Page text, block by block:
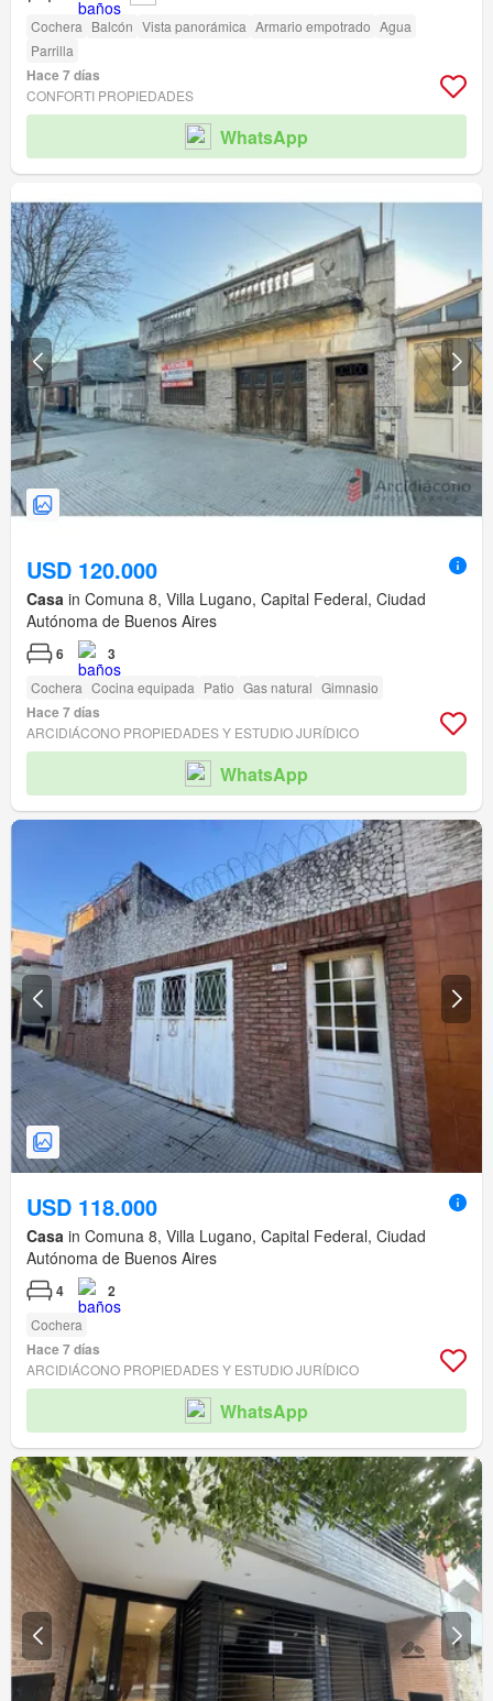
Cochera Balcón Vista panorámica Armario empotrado Agua
Parrilla
Hace 7 días
CONFORTI PROPIEDADES
WhatsApp
USD 120.000
Casa in Comuna 8, Villa Lugano, Capital Federal, Ciudad
Autónoma de Buenos Aires
6 3
Cochera Cocina equipada Patio Gas natural Gimnasio
Hace 7 días
ARCIDIÁCONO PROPIEDADES Y ESTUDIO JURÍDICO
WhatsApp
USD 118.000
Casa in Comuna 8, Villa Lugano, Capital Federal, Ciudad
Autónoma de Buenos Aires
4 2
Cochera
Hace 7 días
ARCIDIÁCONO PROPIEDADES Y ESTUDIO JURÍDICO
WhatsApp